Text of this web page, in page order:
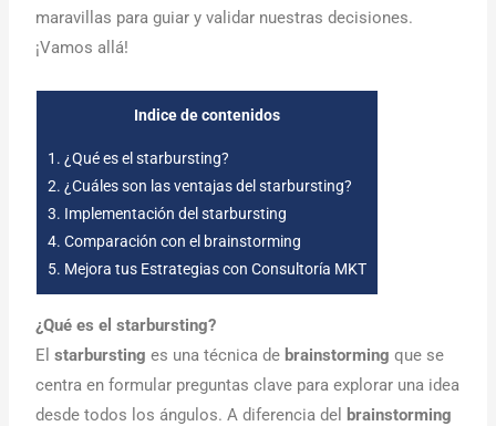
maravillas para guiar y validar nuestras decisiones.
¡Vamos allá!
Indice de contenidos
1. ¿Qué es el starbursting?
2. ¿Cuáles son las ventajas del starbursting?
3. Implementación del starbursting
4. Comparación con el brainstorming
5. Mejora tus Estrategias con Consultoría MKT
¿Qué es el starbursting?
Elstarbursting es una técnica de brainstorming que se
centra en formular preguntas clave para explorar una idea
desde todos los ángulos. A diferencia del brainstorming